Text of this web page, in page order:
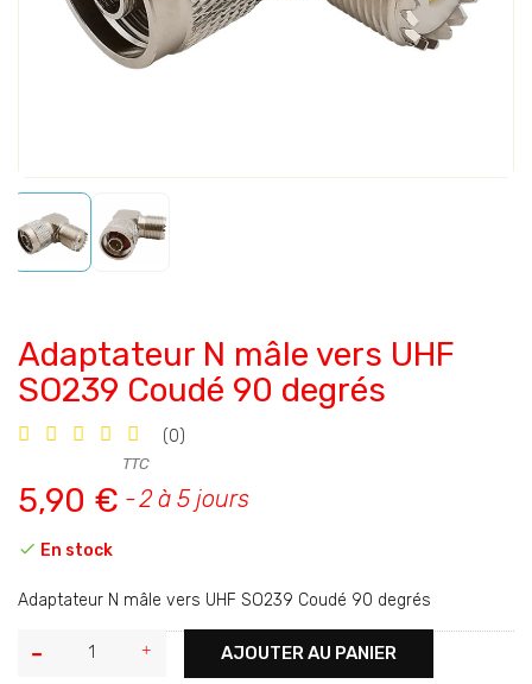
Adaptateur N mâle vers UHF
SO239 Coudé 90 degrés
(0)
5,90 €
TTC
2 à 5 jours
 En stock
Adaptateur N mâle vers UHF SO239 Coudé 90 degrés
AJOUTER AU PANIER